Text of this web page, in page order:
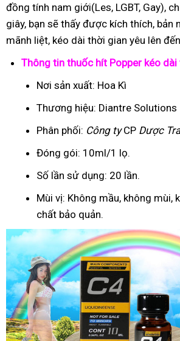
đồng tính nam giới(Les, LGBT, Gay),
giây, bạn sẽ thấy được kích thích, bản
mãnh liệt, kéo dài thời gian yêu lên
Thông tin thuốc hít Popper kéo
Nơi sản xuất: Hoa Kì
Thương hiệu: Diantre Solutions
Phân phối: Công tyCP Dược
Đóng gói: 10ml/1 lọ.
Số lần sử dụng: 20 lần.
Mùi vị: Không mầu, không mùi,
chất bảo quản.